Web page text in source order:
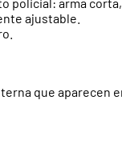
ajustable.
que aparecen